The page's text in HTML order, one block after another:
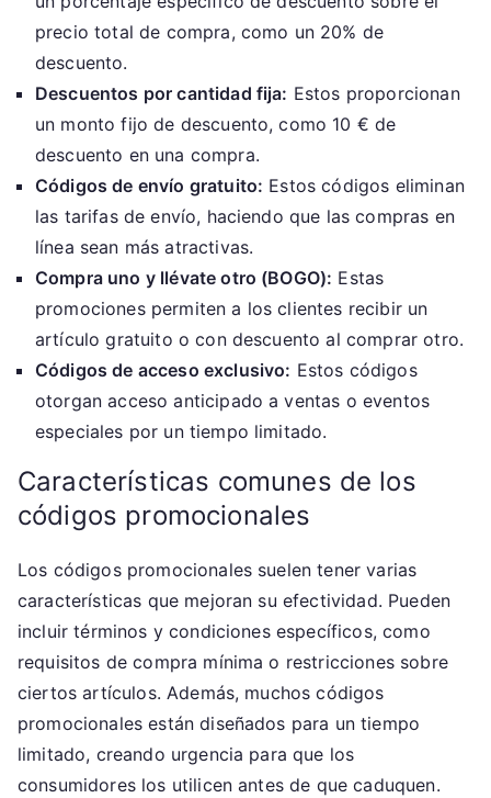
precio total de compra, como un 20% de
descuento.
Descuentos por cantidad fija: Estos proporcionan
un monto fijo de descuento, como 10 € de
descuento en una compra.
Códigos de envío gratuito: Estos códigos eliminan
las tarifas de envío, haciendo que las compras en
línea sean más atractivas.
Compra uno y llévate otro (BOGO): Estas
promociones permiten a los clientes recibir un
artículo gratuito o con descuento al comprar otro.
Códigos de acceso exclusivo: Estos códigos
otorgan acceso anticipado a ventas o eventos
especiales por un tiempo limitado.
Características comunes de los
códigos promocionales
Los códigos promocionales suelen tener varias
características que mejoran su efectividad. Pueden
incluir términos y condiciones específicos, como
requisitos de compra mínima o restricciones sobre
ciertos artículos. Además, muchos códigos
promocionales están diseñados para un tiempo
limitado, creando urgencia para que los
consumidores los utilicen antes de que caduquen.